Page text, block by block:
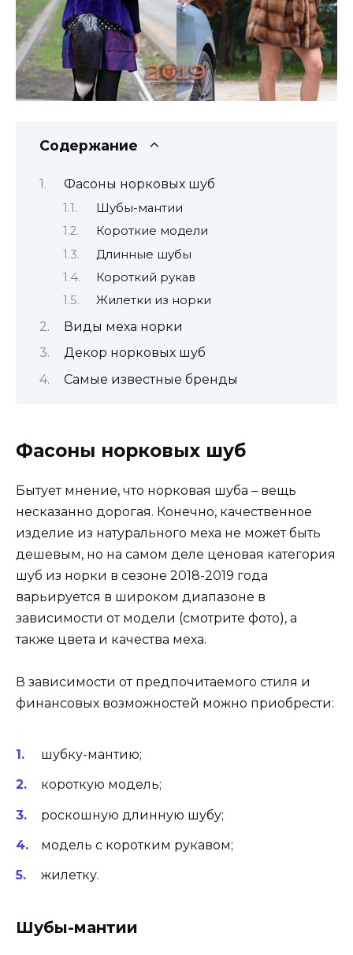
Содержание
Фасоны норковых шуб
Шубы-мантии
Короткие модели
Длинные шубы
Короткий рукав
Жилетки из норки
Виды меха норки
Декор норковых шуб
Самые известные бренды
Фасоны норковых шуб
Бытует мнение, что норковая шуба – вещь
несказанно дорогая. Конечно, качественное
изделие из натурального меха не может быть
дешевым, но на самом деле ценовая категория
шуб из норки в сезоне 2018-2019 года
варьируется в широком диапазоне в
зависимости от модели (смотрите фото), а
также цвета и качества меха.
В зависимости от предпочитаемого стиля и
финансовых возможностей можно приобрести:
шубку-мантию;
короткую модель;
роскошную длинную шубу;
модель с коротким рукавом;
жилетку.
Шубы-мантии